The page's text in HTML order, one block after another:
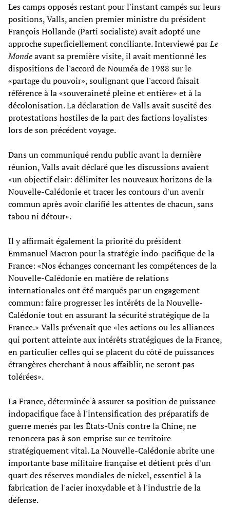
Les camps opposés restant pour l'instant campés sur leurs
positions, Valls, ancien premier ministre du président
François Hollande (Parti socialiste) avait adopté une
approche superficiellement conciliante. Interviewé parLe
Mondeavant sa première visite, il avait mentionné les
dispositions de l'accord de Nouméa de 1988 sur le
«partage du pouvoir», soulignant que l'accord faisait
référence à la «souveraineté pleine et entière» et à la
décolonisation. La déclaration de Valls avait suscité des
protestations hostiles de la part des factions loyalistes
lors de son précédent voyage.
Dans un communiqué rendu public avant la dernière
réunion, Valls avait déclaré que les discussions avaient
«un objectif clair: délimiter les nouveaux horizons de la
Nouvelle-Calédonie et tracer les contours d'un avenir
commun après avoir clarifié les attentes de chacun, sans
tabou ni détour».
Il y affirmait également la priorité du président
Emmanuel Macron pour la stratégie indo-pacifique de la
France: «Nos échanges concernant les compétences de la
Nouvelle-Calédonie en matière de relations
internationales ont été marqués par un engagement
commun: faire progresser les intérêts de la Nouvelle-
Calédonie tout en assurant la sécurité stratégique de la
France.» Valls prévenait que «les actions ou les alliances
qui portent atteinte aux intérêts stratégiques de la France,
en particulier celles qui se placent du côté de puissances
étrangères cherchant à nous affaiblir, ne seront pas
tolérées».
La France, déterminée à assurer sa position de puissance
indopacifique face à l'intensification des préparatifs de
guerre menés par les États-Unis contre la Chine, ne
renoncera pas à son emprise sur ce territoire
stratégiquement vital. La Nouvelle-Calédonie abrite une
importante base militaire française et détient près d'un
quart des réserves mondiales de nickel, essentiel à la
fabrication de l'acier inoxydable et à l'industrie de la
défense.